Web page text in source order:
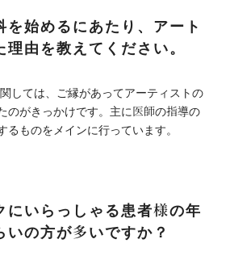
始めるにあたり、アート
理由を教えてください。
しては、ご縁があってアーティストの
のがきっかけです。主に医師の指導の
るものをメインに行っています。
いらっしゃる患者様の年
いの方が多いですか？